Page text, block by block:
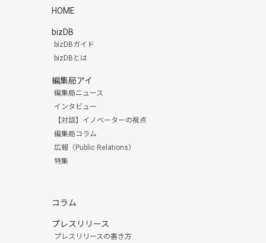
HOME
bizDB
bizDBガイド
bizDBとは
編集局アイ
編集局ニュース
インタビュー
【対談】イノベーターの視点
編集局コラム
広報（Public Relations）
特集
コラム
プレスリリース
プレスリリースの書き方